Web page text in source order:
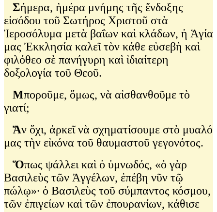
Σήμερα, ἡμέρα μνήμης τῆς ἔνδοξης
εἰσόδου τοῦ Σωτήρος Χριστοῦ στὰ
Ἰεροσόλυμα μετὰ βαΐων καὶ κλάδων, ἡ Ἁγία
μας Ἐκκλησία καλεῖ τὸν κάθε εὐσεβὴ καὶ
φιλόθεο σὲ πανήγυρη καὶ ἰδιαίτερη
δοξολογία τοῦ Θεοῦ.
Μποροῦμε, ὅμως, νὰ αἰσθανθοῦμε τὸ
γιατί;
Ἄν ὄχι, ἀρκεῖ νὰ σχηματίσουμε στὸ μυαλό
μας τὴν εἰκόνα τοῦ θαυμαστοῦ γεγονότος.
Ὅπως ψάλλει καὶ ὁ ὑμνωδός, «ὁ γὰρ
Βασιλεὺς τῶν Ἀγγέλων, ἐπέβη νῦν τῷ
πώλῳ»∙ ὁ Βασιλεὺς τοῦ σύμπαντος κόσμου,
τῶν ἐπιγείων καὶ τῶν ἐπουρανίων, κάθισε